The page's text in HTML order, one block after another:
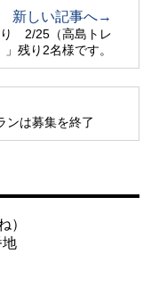
新しい記事へ→
り 2/25（高島トレ
」残り2名様です。
ンは募集を終了
）
地